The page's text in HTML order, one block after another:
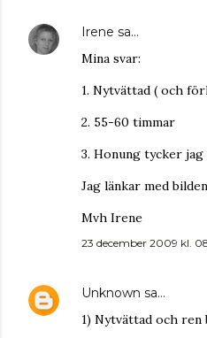
Irene sa…
Mina svar:
1. Nytvättad ( och
2. 55-60 timmar
3. Honung tycker jag
Jag länkar med
Mvh Irene
23 december 2009 kl.
Unknown sa…
1) Nytvättad och